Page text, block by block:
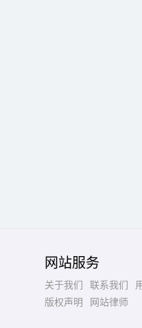
网站服务
关于我们 联系我们
版权声明
网站律师